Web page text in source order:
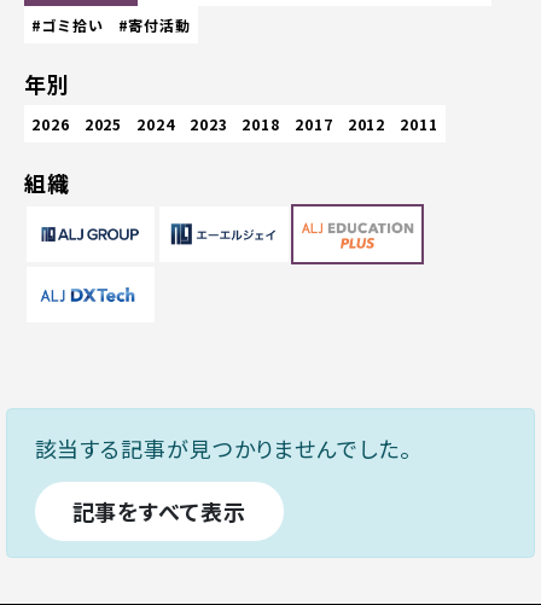
#ゴミ拾い
#寄付活動
年別
2026 2025 2024 2023 2018 2017 2012 2011
組織
該当する記事が見つかりませんでした。
記事をすべて表示